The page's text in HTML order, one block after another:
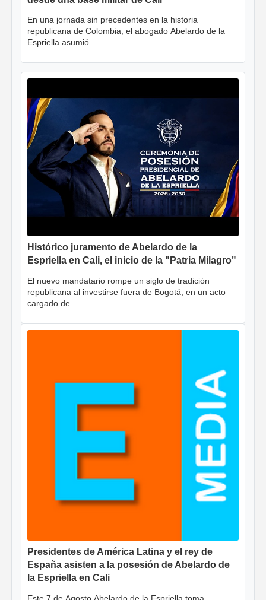
En una jornada sin precedentes en la historia
republicana de Colombia, el abogado Abelardo de la
Espriella asumió...
Histórico juramento de Abelardo de la
Espriella en Cali, el inicio de la "Patria Milagro"
El nuevo mandatario rompe un siglo de tradición
republicana al investirse fuera de Bogotá, en un acto
cargado de...
Presidentes de América Latina y el rey de
España asisten a la posesión de Abelardo de
la Espriella en Cali